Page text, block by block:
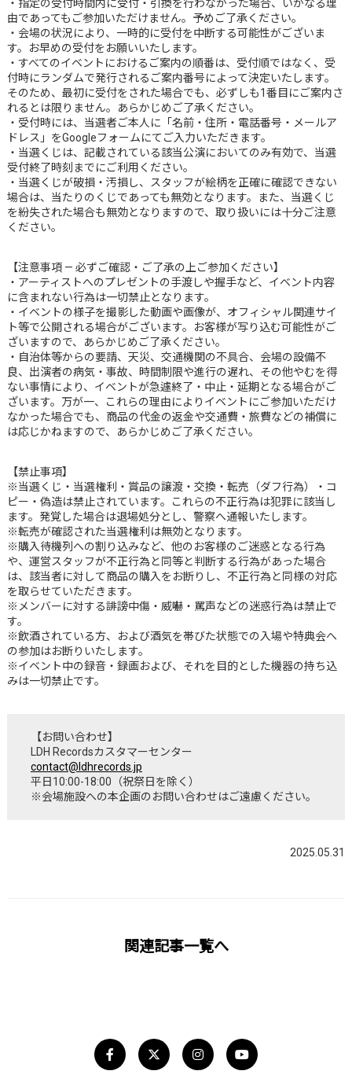
・指定の受付時間内に受付・引換を行わなかった場合、いかなる理
由であってもご参加いただけません。予めご了承ください。
・会場の状況により、一時的に受付を中断する可能性がございま
す。お早めの受付をお願いいたします。
・すべてのイベントにおけるご案内の順番は、受付順ではなく、受
付時にランダムで発行されるご案内番号によって決定いたします。
そのため、最初に受付をされた場合でも、必ずしも1番目にご案内さ
れるとは限りません。あらかじめご了承ください。
・受付時には、当選者ご本人に「名前・住所・電話番号・メールア
ドレス」をGoogleフォームにてご入力いただきます。
・当選くじは、記載されている該当公演においてのみ有効で、当選
受付終了時刻までにご利用ください。
・当選くじが破損・汚損し、スタッフが絵柄を正確に確認できない
場合は、当たりのくじであっても無効となります。また、当選くじ
を紛失された場合も無効となりますので、取り扱いには十分ご注意
ください。
【注意事項 — 必ずご確認・ご了承の上ご参加ください】
・アーティストへのプレゼントの手渡しや握手など、イベント内容
に含まれない行為は一切禁止となります。
・イベントの様子を撮影した動画や画像が、オフィシャル関連サイ
ト等で公開される場合がございます。お客様が写り込む可能性がご
ざいますので、あらかじめご了承ください。
・自治体等からの要請、天災、交通機関の不具合、会場の設備不
良、出演者の病気・事故、時間制限や進行の遅れ、その他やむを得
ない事情により、イベントが急遽終了・中止・延期となる場合がご
ざいます。万が一、これらの理由によりイベントにご参加いただけ
なかった場合でも、商品の代金の返金や交通費・旅費などの補償に
は応じかねますので、あらかじめご了承ください。
【禁止事項】
※当選くじ・当選権利・賞品の譲渡・交換・転売（ダフ行為）・コ
ピー・偽造は禁止されています。これらの不正行為は犯罪に該当し
ます。発覚した場合は退場処分とし、警察へ通報いたします。
※転売が確認された当選権利は無効となります。
※購入待機列への割り込みなど、他のお客様のご迷惑となる行為
や、運営スタッフが不正行為と同等と判断する行為があった場合
は、該当者に対して商品の購入をお断りし、不正行為と同様の対応
を取らせていただきます。
※メンバーに対する誹謗中傷・威嚇・罵声などの迷惑行為は禁止で
す。
※飲酒されている方、および酒気を帯びた状態での入場や特典会へ
の参加はお断りいたします。
※イベント中の録音・録画および、それを目的とした機器の持ち込
みは一切禁止です。
【お問い合わせ】
LDH Recordsカスタマーセンター
contact@ldhrecords.jp
平日10:00-18:00（祝祭日を除く）
※会場施設への本企画のお問い合わせはご遠慮ください。
2025.05.31
関連記事一覧へ